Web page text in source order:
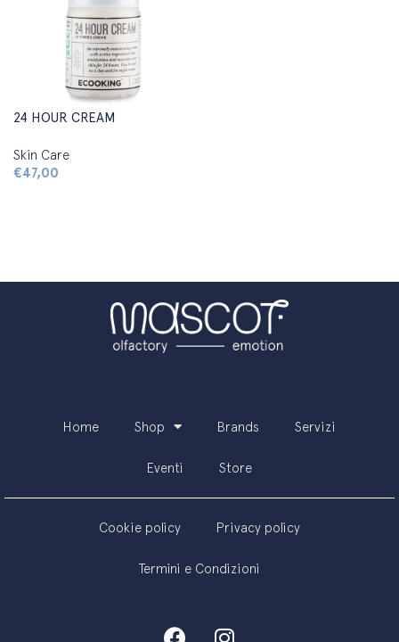
24 HOUR CREAM
Skin Care
€47,00
Home Shop Brands Servizi
Eventi Store
Cookie policy Privacy policy
Termini e Condizioni